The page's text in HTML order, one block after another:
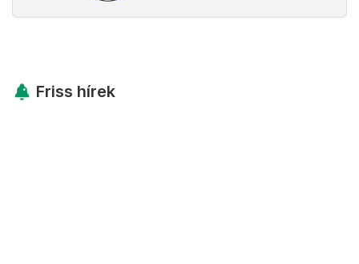
Friss hírek